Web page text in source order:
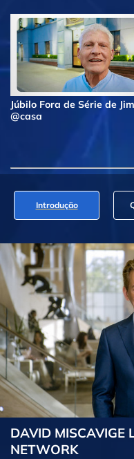
Júbilo Fora de Série de Jim
@casa
Introdução
DAVID MISCAVIGE
NETWORK